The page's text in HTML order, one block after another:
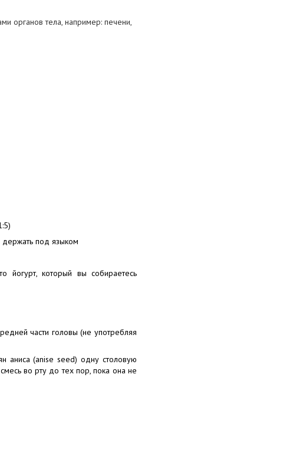
органов тела, например: печени,
держать под языком
йогурт, который вы собираетесь
части головы (не употребляя
аниса (anise seed) одну столовую
во рту до тех пор, пока она не